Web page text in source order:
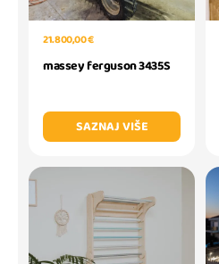
21.800,00 €
massey ferguson 3435S
SAZNAJ VIŠE